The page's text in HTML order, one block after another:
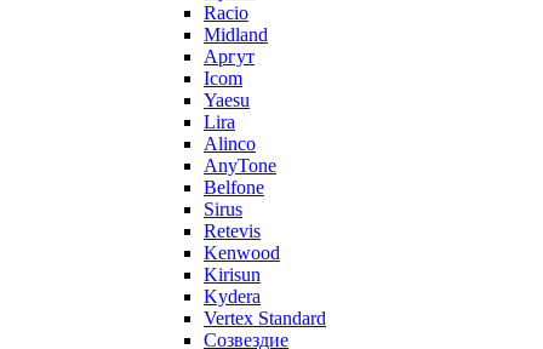
Racio
Midland
Аргут
Icom
Yaesu
Lira
Alinco
AnyTone
Belfone
Sirus
Retevis
Kenwood
Kirisun
Kydera
Vertex Standard
Созвездие